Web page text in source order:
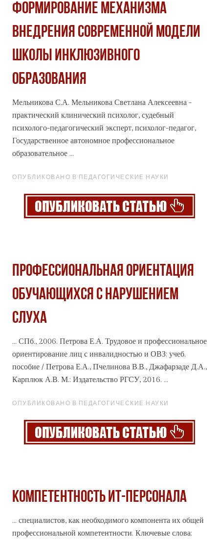
ФОРМИРОВАНИЕ МЕХАНИЗМА
ВНЕДРЕНИЯ СОВРЕМЕННОЙ МОДЕЛИ
ШКОЛЫ ИНКЛЮЗИВНОГО
ОБРАЗОВАНИЯ
Мельникова С.А. Мельникова Светлана Алексеевна -
практический клинический психолог, судебный
психолого-педагогический эксперт, психолог-педагог,
Государственное автономное профессиональное
образовательное ...
ОПУБЛИКОВАНО В ПЕДАГОГИЧЕСКИЕ НАУКИ
ПРОФЕССИОНАЛЬНАЯ ОРИЕНТАЦИЯ
ОБУЧАЮЩИХСЯ С НАРУШЕНИЕМ
СЛУХА
... СПб., 2006. Петрова Е.А. Трудовое и профессиональное
ориентирование лиц с инвалидностью и ОВЗ: учеб.
пособие / Петрова Е.А., Пчелинова В.В., Джафарзаде Д.А.,
Карплюк А.В. М.: Издательство РГСУ, 2016. ...
ОПУБЛИКОВАНО В ПЕДАГОГИЧЕСКИЕ НАУКИ
КОМПЕТЕНТНОСТЬ ИТ-ПЕРСОНАЛА
... специалистов, как необходимого компонента их общей
профессиональной компетентности. Ключевые слова: